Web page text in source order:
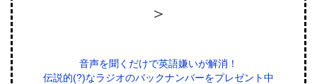
＞
音声を聞くだけで英語嫌いが解消！
伝説的(?)なラジオのバックナンバーをプレゼント中